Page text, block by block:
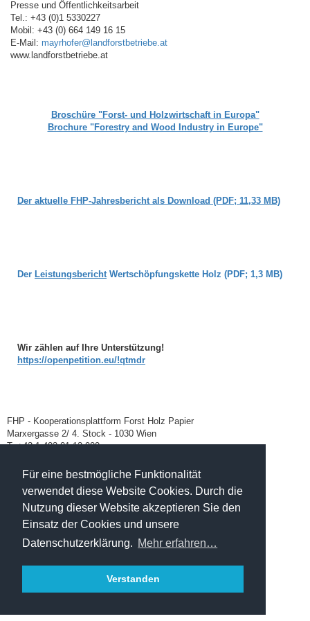
Für eine bestmögliche Funktionalität
verwendet diese Website Cookies. Durch die
Nutzung dieser Website akzeptieren Sie den
Einsatz der Cookies und unsere
Datenschutzerklärung. Mehr erfahren…
Verstanden
Presse und Öffentlichkeitsarbeit
Tel.: +43 (0)1 5330227
Mobil: +43 (0) 664 149 16 15
E-Mail: mayrhofer@landforstbetriebe.at
www.landforstbetriebe.at
Broschüre "Forst- und Holzwirtschaft in Europa"
Brochure "Forestry and Wood Industry in Europe"
Der aktuelle FHP-Jahresbericht als Download (PDF; 11,33 MB)
Der LeistungsberichtWertschöpfungskette Holz (PDF; 1,3 MB)
Wir zählen auf Ihre Unterstützung!
https://openpetition.eu/!qtmdr
FHP - Kooperationsplattform Forst Holz Papier
Marxergasse 2/ 4. Stock - 1030 Wien
T: +43 1 402 01 12 900
Impressum / Datenschutz